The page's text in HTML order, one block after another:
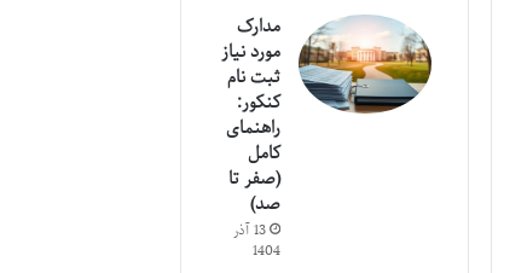
مدارک
مورد نیاز
ثبت نام
کنکور:
راهنمای
کامل
(صفر تا
صد)
13 آذر
1404